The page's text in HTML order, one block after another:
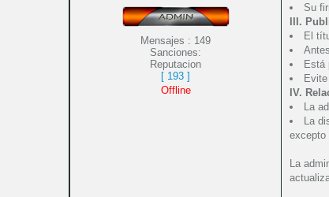
Mensajes : 149
Sanciones:
Reputacion
[ 193 ]
Offline
Su
III.
El
Está
IV.
La
La
excepto
La